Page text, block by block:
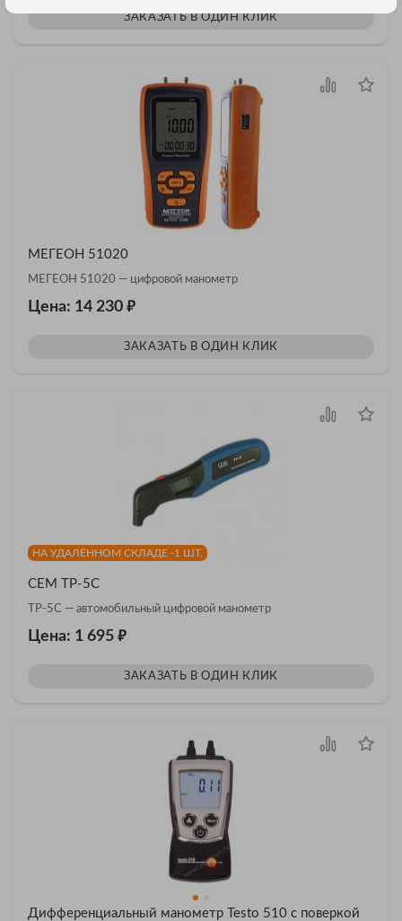
ЗАКАЗАТЬ В ОДИН КЛИК
МЕГЕОН 51020
МЕГЕОН 51020 — цифровой манометр
Цена: 14 230 ₽
ЗАКАЗАТЬ В ОДИН КЛИК
НА УДАЛЁННОМ СКЛАДЕ -1 ШТ.
CEM TP-5C
TP-5C — автомобильный цифровой манометр
Цена: 1 695 ₽
ЗАКАЗАТЬ В ОДИН КЛИК
Дифференциальный манометр Testo 510 с поверкой